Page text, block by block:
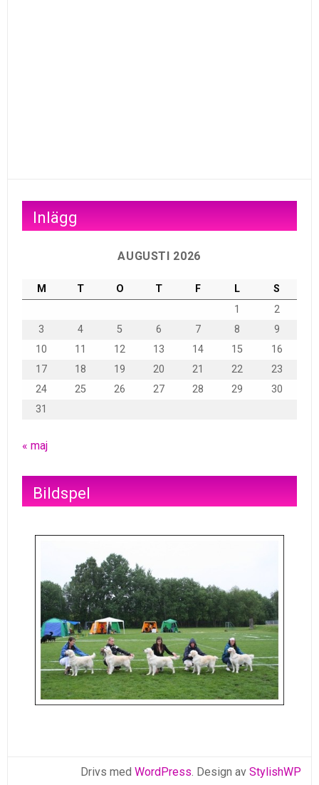
Inlägg
AUGUSTI 2026
M T O T F L
S
1
2
3
4 5 6 7 8
9
10
11 12 13 14 15
16
17
18 19 20 21 22
23
24
25 26 27 28 29
30
31
« maj
Bildspel
Drivs med WordPress . Design av StylishWP